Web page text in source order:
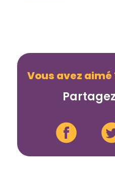
Vous avez aimé